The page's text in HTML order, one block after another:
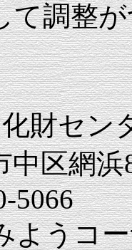
調整が
財セン
区網浜
5066
うコー